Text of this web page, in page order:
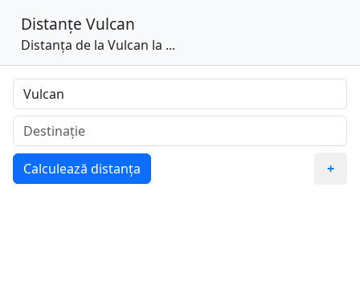
Distanțe Vulcan
Distanța de la Vulcan la ...
Calculează distanța +